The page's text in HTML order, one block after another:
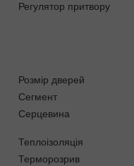
Регулятор притвору
Розмір дверей
Сегмент
Серцевина
Теплоізоляція
Терморозрив